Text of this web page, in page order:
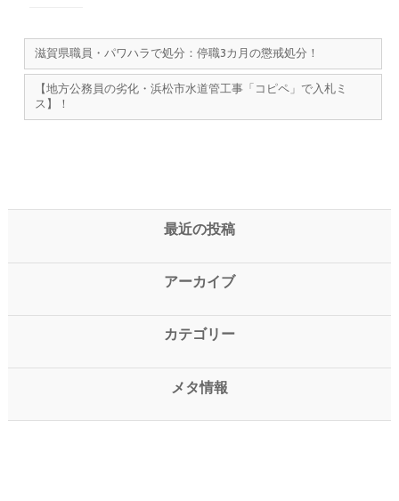
滋賀県職員・パワハラで処分：停職3カ月の懲戒処分！
【地方公務員の劣化・浜松市水道管工事「コピペ」で入札ミ
ス】！
最近の投稿
アーカイブ
カテゴリー
メタ情報